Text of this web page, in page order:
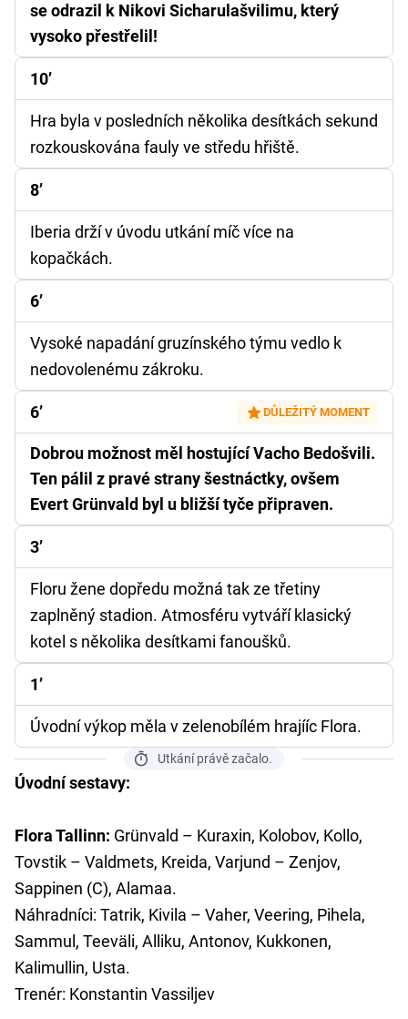
se odrazil k Nikovi Sicharulašvilimu, který
vysoko přestřelil!
10’
Hra byla v posledních několika desítkách sekund
rozkouskována fauly ve středu hřiště.
8’
Iberia drží v úvodu utkání míč více na
kopačkách.
6’
Vysoké napadání gruzínského týmu vedlo k
nedovolenému zákroku.
6’ DŮLEŽITÝ MOMENT
Dobrou možnost měl hostující Vacho Bedošvili.
Ten pálil z pravé strany šestnáctky, ovšem
Evert Grünvald byl u bližší tyče připraven.
3’
Floru žene dopředu možná tak ze třetiny
zaplněný stadion. Atmosféru vytváří klasický
kotel s několika desítkami fanoušků.
1’
Úvodní výkop měla v zelenobílém hrajííc Flora.
Utkání právě začalo.
Úvodní sestavy:
Flora Tallinn: Grünvald – Kuraxin, Kolobov, Kollo,
Tovstik – Valdmets, Kreida, Varjund – Zenjov,
Sappinen (C), Alamaa.
Náhradníci: Tatrik, Kivila – Vaher, Veering, Pihela,
Sammul, Teeväli, Alliku, Antonov, Kukkonen,
Kalimullin, Usta.
Trenér: Konstantin Vassiljev